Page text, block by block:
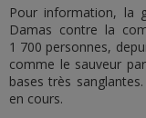
Pour information, la
Damas contre la
1 700 personnes,
comme le sauveur
bases très
en cours.